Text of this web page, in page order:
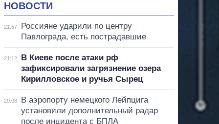
НОВОСТИ
21:57
Россияне ударили по центру
Павлограда, есть пострадавшие
21:12
В Киеве после атаки рф
зафиксировали загрязнение озера
Кирилловское и ручья Сырец
20:08
В аэропорту немецкого Лейпцига
установили дополнительный радар
после инцидента с БПЛА